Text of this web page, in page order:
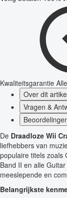
Kwaliteitsgarantie
Over dit
Vragen &
De Draadloze Wii
liefhebbers van
populaire titels zoals
Band II en alle
meeslepende en
Belangrijkste